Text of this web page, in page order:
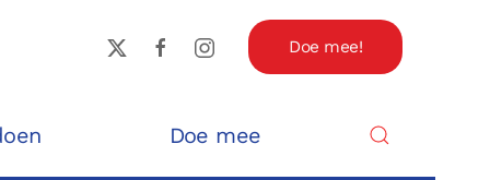
Doe mee!
Doe mee